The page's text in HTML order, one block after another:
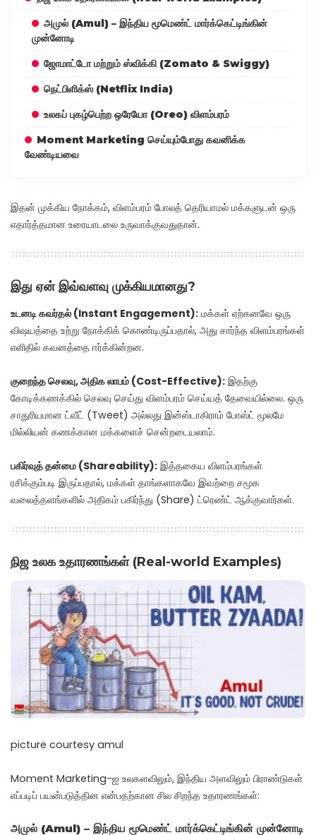
அமுல் (Amul) – இந்திய மூமெண்ட் மார்க்கெட்டிங்கின்
முன்னோடி
ஜோமாட்டோ மற்றும் ஸ்விக்கி (Zomato & Swiggy)
நெட்பிளிக்ஸ் (Netflix India)
உலகப் புகழ்பெற்ற ஒரேயோ (Oreo) விளம்பரம்
Moment Marketing செய்யும்போது கவனிக்க
வேண்டியவை
இதன் முக்கிய நோக்கம், விளம்பரம் போலத் தெரியாமல் மக்களுடன் ஒரு
எதார்த்தமான உரையாடலை உருவாக்குவதுதான்.
இது ஏன் இவ்வளவு முக்கியமானது?
உடனடி கவர்தல் (Instant Engagement): மக்கள் ஏற்கனவே ஒரு
விஷயத்தை உற்று நோக்கிக் கொண்டிருப்பதால், அது சார்ந்த விளம்பரங்கள்
எளிதில் கவனத்தை ஈர்க்கின்றன.
குறைந்த செலவு, அதிக லாபம் (Cost-Effective): இதற்கு
கோடிக்கணக்கில் செலவு செய்து விளம்பரம் செய்யத் தேவையில்லை. ஒரு
சாதுரியமான ட்வீட் (Tweet) அல்லது இன்ஸ்டாகிராம் போஸ்ட் மூலமே
மில்லியன் கணக்கான மக்களைச் சென்றடையலாம்.
பகிர்வுத் தன்மை (Shareability): இத்தகைய விளம்பரங்கள்
ரசிக்கும்படி இருப்பதால், மக்கள் தாங்களாகவே இவற்றை சமூக
வலைத்தளங்களில் அதிகம் பகிர்ந்து (Share) ட்ரெண்ட் ஆக்குவார்கள்.
நிஜ உலக உதாரணங்கள் (Real-world Examples)
picture courtesy amul
Moment Marketing-ஐ உலகளவிலும், இந்திய அளவிலும் பிராண்டுகள்
எப்படிப் பயன்படுத்தின என்பதற்கான சில சிறந்த உதாரணங்கள்:
அமுல் (Amul) – இந்திய மூமெண்ட் மார்க்கெட்டிங்கின் முன்னோடி